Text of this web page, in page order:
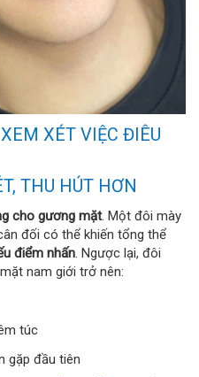
XÉT VIỆC ĐIÊU
THU HÚT HƠN
cho gương mặt. Một đôi mày
đối có thể khiến tổng thể
điểm nhấn. Ngược lại, đôi
nam giới trở nên:
túc
gặp đầu tiên